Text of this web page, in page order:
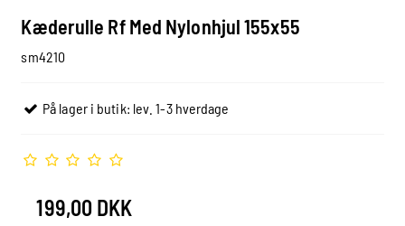
Kæderulle Rf Med Nylonhjul 155x55
sm4210
På lager i butik: lev. 1-3 hverdage
199,00 DKK